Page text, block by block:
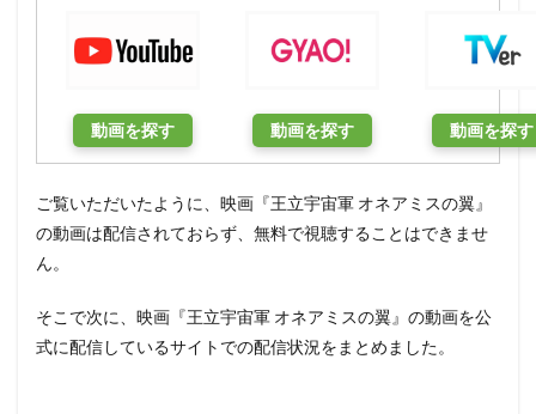
動画を探す 動画を探す 動画を探す
ご覧いただいたように、映画『王立宇宙軍 オネアミスの翼』
の動画は配信されておらず、無料で視聴することはできませ
ん。
そこで次に、映画『王立宇宙軍 オネアミスの翼』の動画を公
式に配信しているサイトでの配信状況をまとめました。